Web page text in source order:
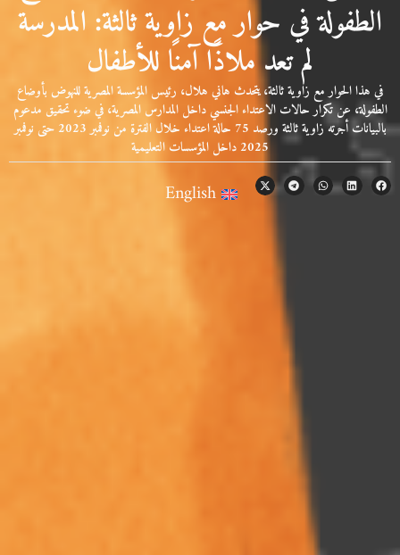
الطفولة في حوار مع زاوية ثالثة: المدرسة
لم تعد ملاذًا آمنًا للأطفال
في هذا الحوار مع زاوية ثالثة، يتحدث هاني هلال، رئيس المؤسسة المصرية للنهوض بأوضاع
الطفولة، عن تكرار حالات الاعتداء الجنسي داخل المدارس المصرية، في ضوء تحقيق مدعوم
بالبيانات أجرته زاوية ثالثة ورصد 75 حالة اعتداء خلال الفترة من نوفمبر 2023 حتى نوفمبر
2025 داخل المؤسسات التعليمية
English